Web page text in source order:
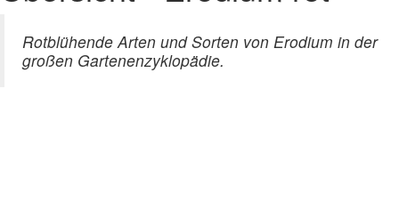
Rotblühende Arten und Sorten von Erodium in der
großen Gartenenzyklopädie.